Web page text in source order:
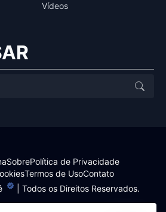
Vídeos
| Todos os Direitos Reservados.
SobrePolítica de Privacidade
Termos de UsoContato